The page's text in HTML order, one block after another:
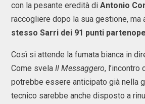
con la pesante eredità di Antonio
raccogliere dopo la sua gestione, ma
stesso Sarri dei 91 punti
Così si attende la fumata bianca in
Come svela Il Messaggero, l’incontro
potrebbe essere anticipato già nella
tecnico sarebbe anche disposto a